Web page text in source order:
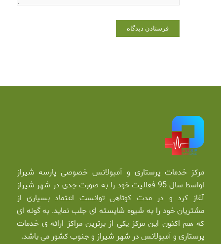
مرکز خدمات پرستاری و آمبولانس خصوصی پارسه شیراز
اواسط سال 95 فعالیت خود را به صورت جدی در شهر شیراز
آغاز کرد و در مدت کوتاهی توانست اعتماد بسیاری از
مشتریان خود را به شیوه شایسته ای جلب نماید. به گونه ای
که هم اکنون این مرکز یکی از برترین مراکز ارائه ی خدمات
پرستاری و آمبولانس در شهر شیراز و جنوب کشور می باشد.